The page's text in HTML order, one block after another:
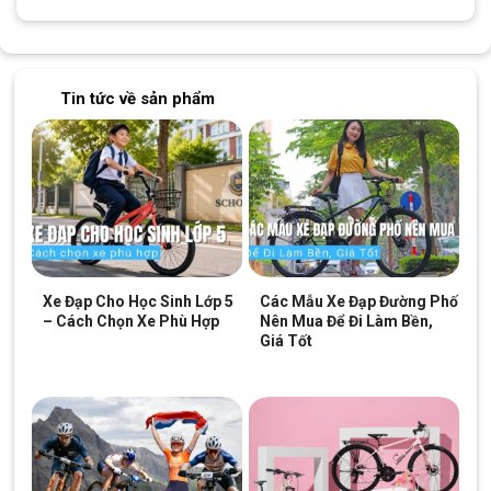
trường xe đua.
Các Đặc Điểm CủaXe Đạp Đua Sava Colorado
Ngoại hình nổi bật
Điểm nổi bật nhất của chiếc Xe Đạp Đua Sava Colorado này
chính là thiết kế đơn giản và màu sắc độc lạ, ngoài 2 màu đỏ,
đen truyền thống nay xe còn có thêm 2 màu xanh lục bảo và
xanh thiên thanh trông khá lạ mắt, đảm bảo sẽ thu hút ánh nhìn
của mọi người khi bạn chạy trên đường . Từ nam đến nữ chắc
hẳn đều sẽ mê mẩn chiếc xe ngay từ ánh nhìn đầu tiên.
Khung
Xe Đạp Đua Sava Colorado
Khung:Sợi carbon TORAY T800 – Japan cứng cáp và bền
Khung xe được thiết kế mang đậm phong cách thể thao,
Carbon. Xe được phủ lớp sơn tĩnh điện bóng bẩy chống trầy
xước và có thể dễ dàng lau rửa khỏi bụi bẩn.
Bộ truyền động cao cấp, hoạt động mượt mà đến từng chi
Tin tức về sản phẩm
Xe Đạp Cho Học Sinh Lớp 5
– Cách Chọn Xe Phù Hợp
Các Mẫu Xe Đạp Đường Phố
Nên Mua Để Đi Làm Bền,
Giá Tốt